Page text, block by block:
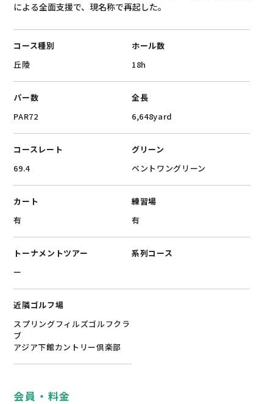
による全面支援で、現名称で再起した。
コース種別
‎丘陵
ホール数
18h
パー数
PAR72
全長
6,648yard
コースレート
69.4
グリーン
ベントワングリーン
カート
有
練習場
有
トーナメントツアー
ー
系列コース
近隣ゴルフ場
スプリングフィルズゴルフクラ
ブ
アジア下館カントリー倶楽部
会員・料金